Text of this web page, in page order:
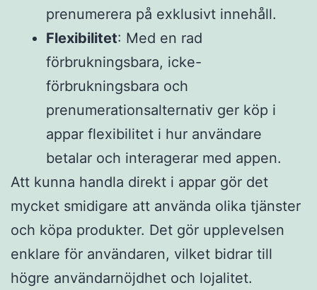
prenumerera på exklusivt innehåll.
Flexibilitet: Med en rad
förbrukningsbara, icke-
förbrukningsbara och
prenumerationsalternativ ger köp i
appar flexibilitet i hur användare
betalar och interagerar med appen.
Att kunna handla direkt i appar gör det
mycket smidigare att använda olika tjänster
och köpa produkter. Det gör upplevelsen
enklare för användaren, vilket bidrar till
högre användarnöjdhet och lojalitet.